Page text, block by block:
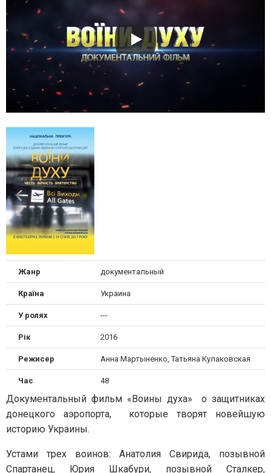
Жанр документальный
Країна Украина
У ролях ---
Рік 2016
Режисер Анна Мартыненко, Татьяна Кулаковская
Час 48
Документальный фильм «Воины духа» о защитниках
донецкого аэропорта, которые творят новейшую
историю Украины.
Устами трех воинов: Анатолия Свирида, позывной
Спартанец, Юрия Шкабури, позывной Сталкер,